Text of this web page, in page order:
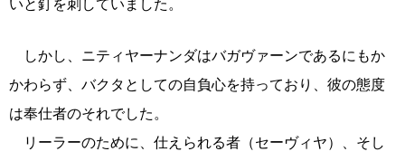
いと釘を刺していました。
しかし、ニティヤーナンダはバガヴァーンであるにもか
かわらず、バクタとしての自負心を持っており、彼の態度
は奉仕者のそれでした。
リーラーのために、仕えられる者（セーヴィヤ）、そし